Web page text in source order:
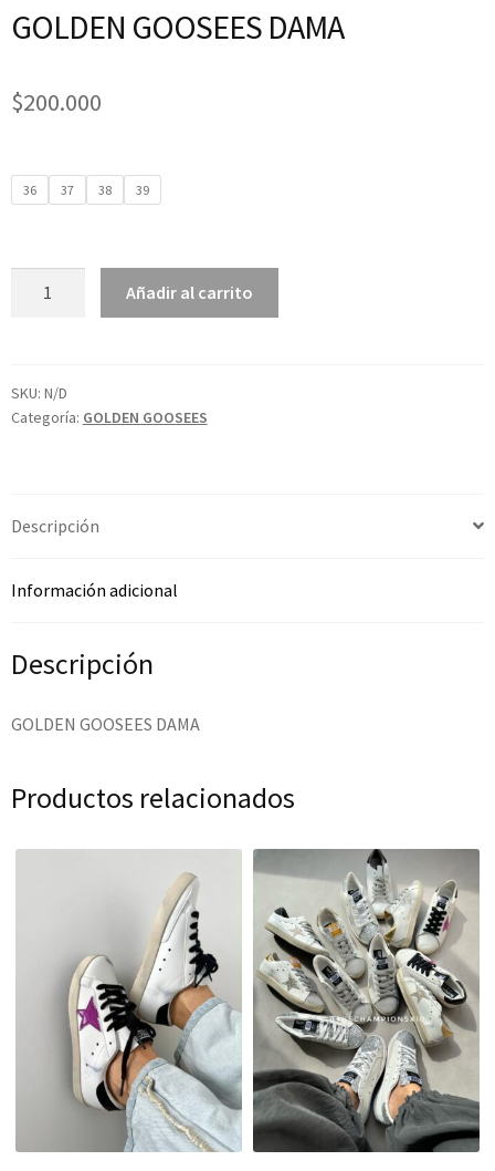
GOLDEN GOOSEES DAMA
$200.000
36 37 38 39
Añadir al carrito
SKU: N/D
Categoría: GOLDEN GOOSEES
Descripción
Información adicional
Descripción
GOLDEN GOOSEES DAMA
Productos relacionados